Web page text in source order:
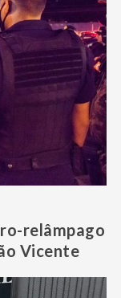
relâmpago
Vicente